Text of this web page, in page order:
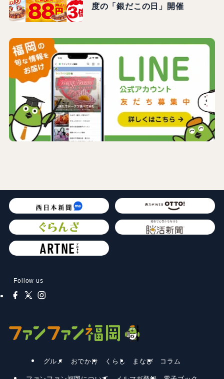
度の「銀だこの日」開催
Follow us
グルメ おでかけ くらし まなび コラム